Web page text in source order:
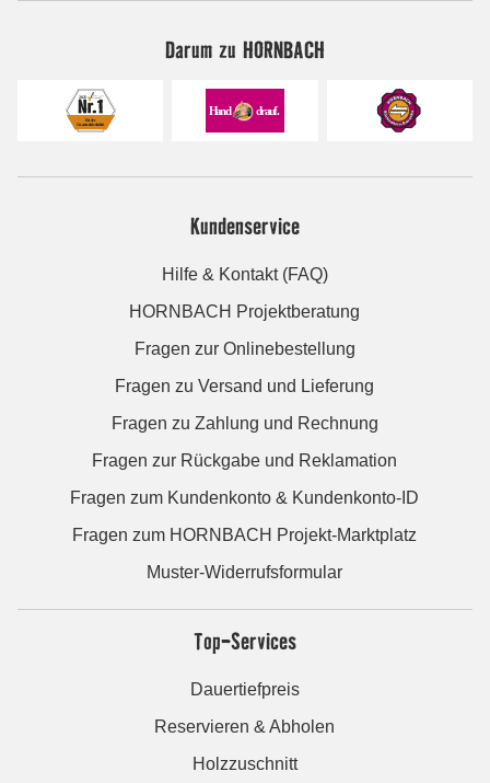
Darum zu HORNBACH
Kundenservice
Hilfe & Kontakt (FAQ)
HORNBACH Projektberatung
Fragen zur Onlinebestellung
Fragen zu Versand und Lieferung
Fragen zu Zahlung und Rechnung
Fragen zur Rückgabe und Reklamation
Fragen zum Kundenkonto & Kundenkonto-ID
Fragen zum HORNBACH Projekt-Marktplatz
Muster-Widerrufsformular
Top-Services
Dauertiefpreis
Reservieren & Abholen
Holzzuschnitt